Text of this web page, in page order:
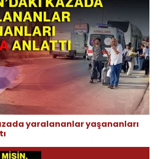
yaralananlar yaşananları